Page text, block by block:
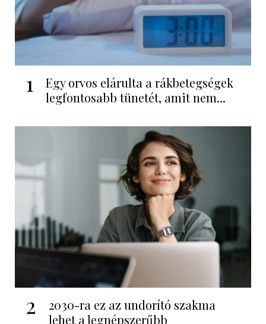
1
Egy orvos elárulta a rákbetegségek
legfontosabb tünetét, amit nem...
2
2030-ra ez az undorító szakma
lehet a legnépszerűbb